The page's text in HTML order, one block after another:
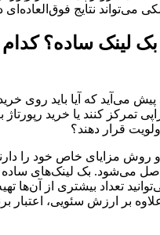
می‌تواند نتایج فوق‌العاده‌ای
بک لینک ساده؟ کدام
می‌آید که آیا باید روی
تمرکز کنند یا خرید رپورتاژ
قرار دهند؟
روش مزایای خاص خود را
می‌شود. بک لینک‌های ساده
تعداد بیشتری از آن‌ها
بر ارزش سئویی، اعتبار